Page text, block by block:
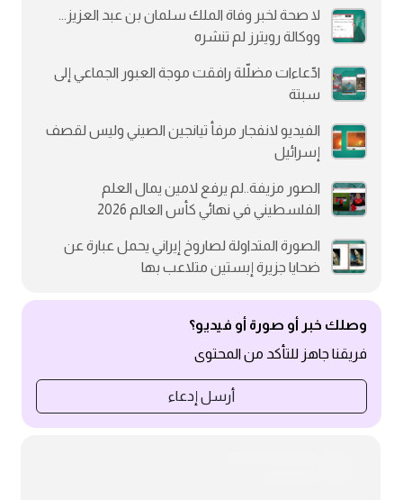
لا صحة لخبر وفاة الملك سلمان بن عبد العزيز...
ووكالة رويترز لم تنشره
ادّعاءات مضلّلة رافقت موجة العبور الجماعي إلى
سبتة
الفيديو لانفجار مرفأ تيانجين الصيني وليس لقصف
إسرائيل
الصور مزيفة..لم يرفع لامين يمال العلم
الفلسطيني في نهائي كأس العالم 2026
الصورة المتداولة لصاروخ إيراني يحمل عبارة عن
ضحايا جزيرة إبستين متلاعب بها
وصلك خبر أو صورة أو فيديو؟
فريقنا جاهز للتأكد من المحتوى
أرسل إدعاء